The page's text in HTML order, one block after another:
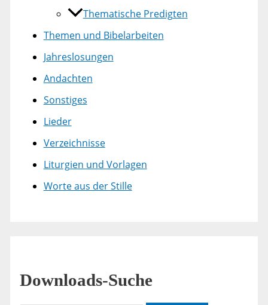
Thematische Predigten
Themen und Bibelarbeiten
Jahreslosungen
Andachten
Sonstiges
Lieder
Verzeichnisse
Liturgien und Vorlagen
Worte aus der Stille
Downloads-Suche